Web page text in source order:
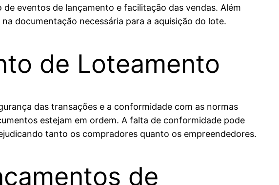
eventos de lançamento e facilitação das vendas. Além
documentação necessária para a aquisição do lote.
de Loteamento
das transações e a conformidade com as normas
estejam em ordem. A falta de conformidade pode
tanto os compradores quanto os empreendedores.
de